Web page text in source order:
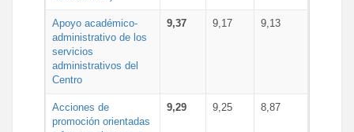
Apoyo académico-
administrativo de los
servicios
administrativos del
Centro
9,37 9,17 9,13
Acciones de
promoción orientadas
9,29 9,25 8,87